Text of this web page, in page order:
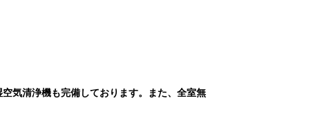
気清浄機も完備しております。また、全室無